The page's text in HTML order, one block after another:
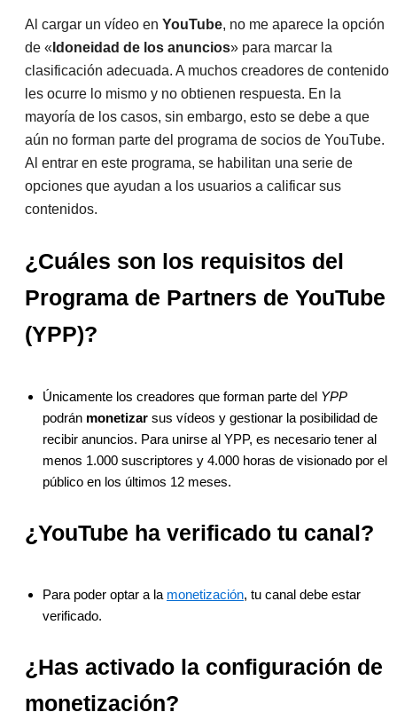
Al cargar un vídeo en YouTube, no me aparece la opción
de « Idoneidad de los anuncios» para marcar la
clasificación adecuada. A muchos creadores de contenido
les ocurre lo mismo y no obtienen respuesta. En la
mayoría de los casos, sin embargo, esto se debe a que
aún no forman parte del programa de socios de YouTube.
Al entrar en este programa, se habilitan una serie de
opciones que ayudan a los usuarios a calificar sus
contenidos.
¿Cuáles son los requisitos del
Programa de Partners de YouTube
(YPP)?
Únicamente los creadores que forman parte del YPP
podrán monetizar sus vídeos y gestionar la posibilidad de
recibir anuncios. Para unirse al YPP, es necesario tener al
menos 1.000 suscriptores y 4.000 horas de visionado por el
público en los últimos 12 meses.
¿YouTube ha verificado tu canal?
Para poder optar a la monetización, tu canal debe estar
verificado.
¿Has activado la configuración de
monetización?